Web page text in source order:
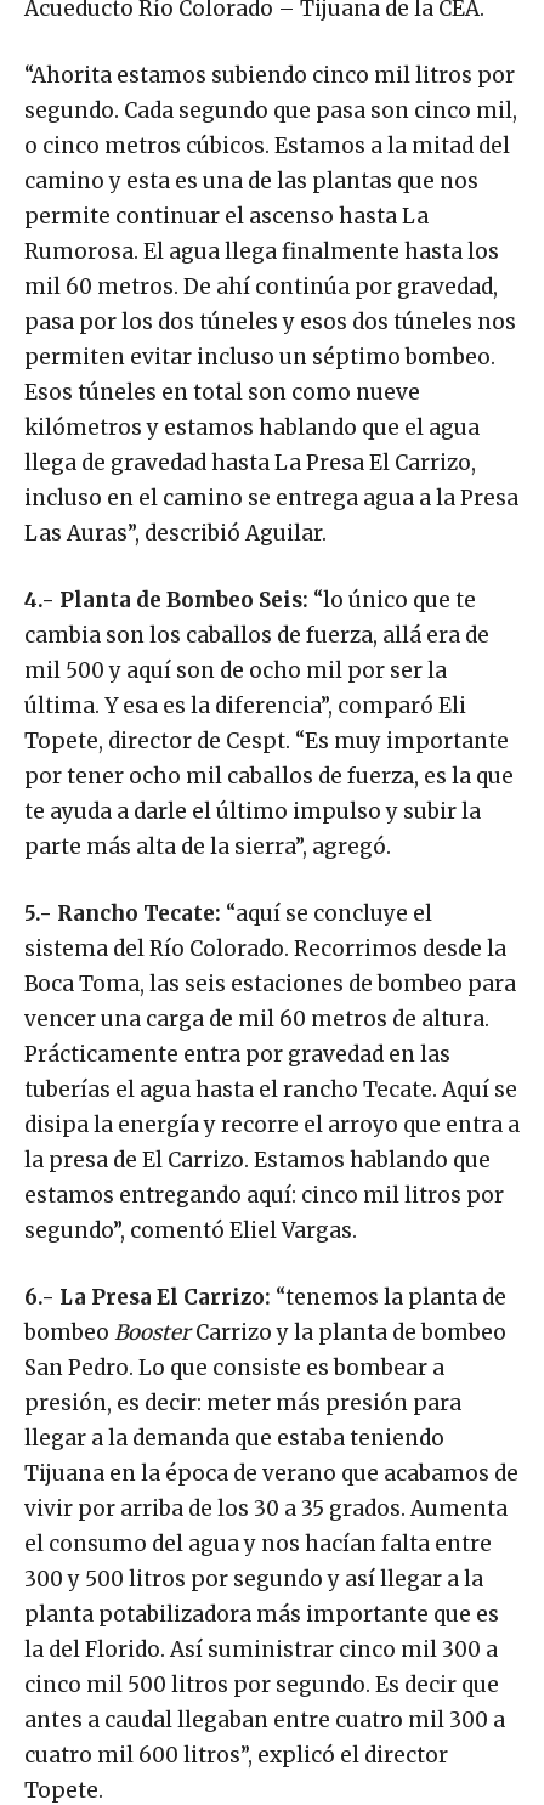
Acueducto Río Colorado – Tijuana de la CEA.
“Ahorita estamos subiendo cinco mil litros por
segundo. Cada segundo que pasa son cinco mil,
o cinco metros cúbicos. Estamos a la mitad del
camino y esta es una de las plantas que nos
permite continuar el ascenso hasta La
Rumorosa. El agua llega finalmente hasta los
mil 60 metros. De ahí continúa por gravedad,
pasa por los dos túneles y esos dos túneles nos
permiten evitar incluso un séptimo bombeo.
Esos túneles en total son como nueve
kilómetros y estamos hablando que el agua
llega de gravedad hasta La Presa El Carrizo,
incluso en el camino se entrega agua a la Presa
Las Auras”, describió Aguilar.
4.- Planta de Bombeo Seis: “lo único que te
cambia son los caballos de fuerza, allá era de
mil 500 y aquí son de ocho mil por ser la
última. Y esa es la diferencia”, comparó Eli
Topete, director de Cespt. “Es muy importante
por tener ocho mil caballos de fuerza, es la que
te ayuda a darle el último impulso y subir la
parte más alta de la sierra”, agregó.
5.- Rancho Tecate: “aquí se concluye el
sistema del Río Colorado. Recorrimos desde la
Boca Toma, las seis estaciones de bombeo para
vencer una carga de mil 60 metros de altura.
Prácticamente entra por gravedad en las
tuberías el agua hasta el rancho Tecate. Aquí se
disipa la energía y recorre el arroyo que entra a
la presa de El Carrizo. Estamos hablando que
estamos entregando aquí: cinco mil litros por
segundo”, comentó Eliel Vargas.
6.- La Presa El Carrizo: “tenemos la planta de
bombeo BoosterCarrizo y la planta de bombeo
San Pedro. Lo que consiste es bombear a
presión, es decir: meter más presión para
llegar a la demanda que estaba teniendo
Tijuana en la época de verano que acabamos de
vivir por arriba de los 30 a 35 grados. Aumenta
el consumo del agua y nos hacían falta entre
300 y 500 litros por segundo y así llegar a la
planta potabilizadora más importante que es
la del Florido. Así suministrar cinco mil 300 a
cinco mil 500 litros por segundo. Es decir que
antes a caudal llegaban entre cuatro mil 300 a
cuatro mil 600 litros”, explicó el director
Topete.